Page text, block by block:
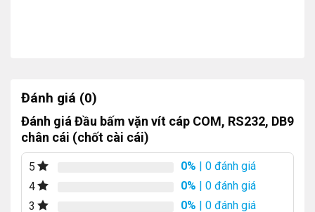
Đánh giá (0)
Đánh giá Đầu bấm vặn vít cáp COM, RS232, DB9
chân cái (chốt cài cái)
5 0% | 0 đánh giá
4
0% | 0 đánh giá
3
0% | 0 đánh giá